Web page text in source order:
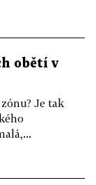
obětí v
Je tak